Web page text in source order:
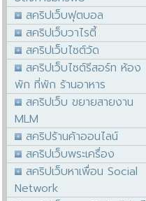
สคริปเว็บฟุตบอล
สคริปเว็บวาไรตี้
สคริปเว็บไซต์วัด
สคริปเว็บไซต์รีสอร์ท ห้อง
พัก ที่พัก ร้านอาหาร
สคริปเว็บ ขยายสายงาน
MLM
สคริปร้านค้าออนไลน์
สคริปเว็บพระเครื่อง
สคริปเว็บหาเพื่อน Social
Network